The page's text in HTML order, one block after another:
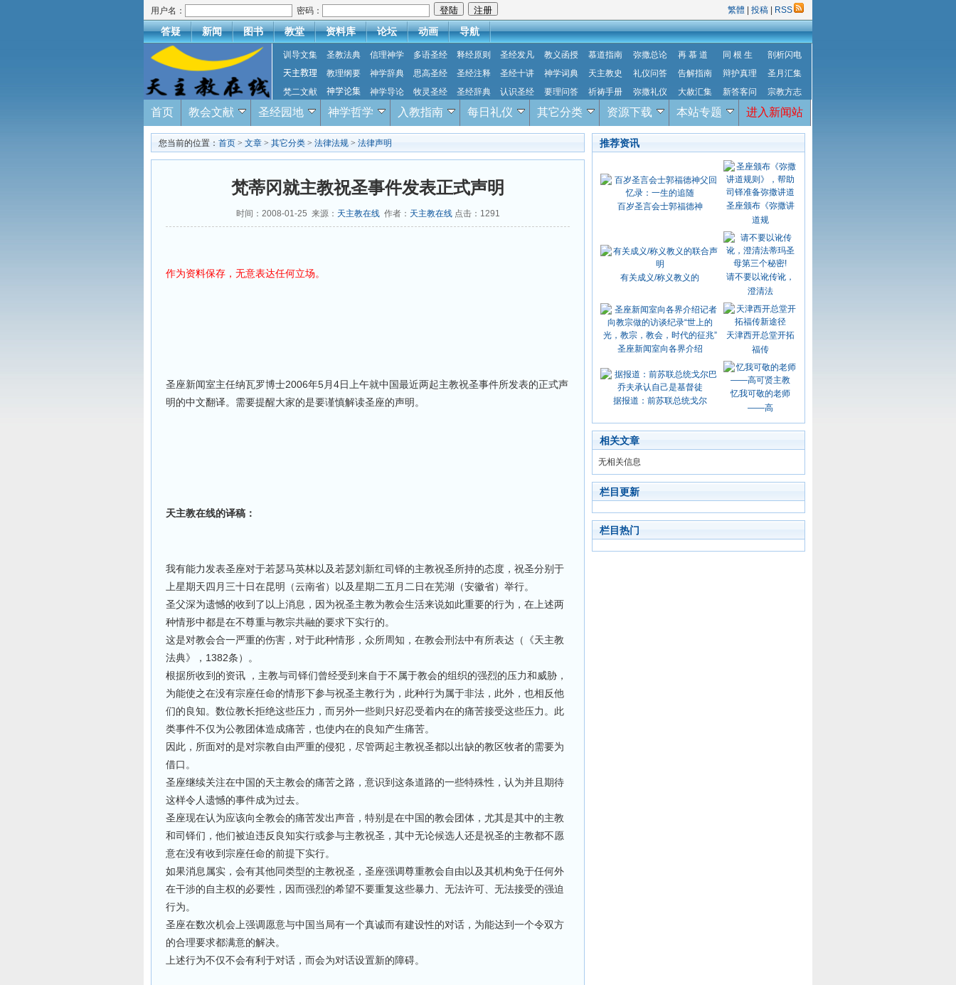
用户名： 密码： 繁體 投稿 RSS
答疑 新闻 图书 教堂 资料库 论坛 动画 导航
训导文集 圣教法典 信理神学 多语圣经 释经原则 圣经发凡 教义函授 慕道指南 弥撒总论 再 慕 道 同 根 生
剖析闪电
天主教理
教理纲要 神学辞典 思高圣经 圣经注释 圣经十讲 神学词典 天主教史 礼仪问答 告解指南 辩护真理
圣月汇集
梵二文献
神学论集 神学导论 牧灵圣经 圣经辞典 认识圣经 要理问答 祈祷手册 弥撒礼仪 大赦汇集 新答客问 宗教方志
首页 教会文献 圣经园地 神学哲学 入教指南 每日礼仪 其它分类 资源下载 本站专题 进入新闻站
您当前的位置： 首页 > 文章 > 其它分类 > 法律法规 > 法律声明
梵蒂冈就主教祝圣事件发表正式声明
时间：2008-01-25 来源： 天主教在线作者： 天主教在线点击： 1291
作为资料保存，无意表达任何立场。
圣座新闻室主任纳瓦罗博士2006年5月 4 日上午就中国最近两起主教祝圣事件所发表的正式声
明的中文翻译。需要提醒大家的是要谨慎解读圣座的声明。
天主教在线的译稿：
我有能力发表圣座对于若瑟马英林以及若瑟刘新红司铎的主教祝圣所持的态度，祝圣分别于
上星期天 四月三十日 在昆明（云南省）以及星期二五月二日在芜湖（安徽省）举行。
圣父深为遗憾的收到了以上消息，因为祝圣主教为教会生活来说如此重要的行为，在上述两
种情形中都是在不尊重与教宗共融的要求下实行的。
这是对教会合一严重的伤害，对于此种情形，众所周知，在教会刑法中有所表达（《天主教
法典》， 1382条）。
根据所收到的资讯
，主教与司铎们曾经受到来自于不属于教会的组织的强烈的压力和威胁，
为能使之在没有宗座任命的情形下参与祝圣主教行为，此种行为属于非法，此外，也相反他
们的良知。数位教长拒绝这些压力，而另外一些则只好忍受着内在的痛苦接受这些压力。此
类事件不仅为公教团体造成痛苦，也使内在的良知产生痛苦。
因此，所面对的是对宗教自由严重的侵犯，尽管两起主教祝圣都以出缺的教区牧者的需要为
借口。
圣座继续关注在中国的天主教会的痛苦之路，意识到这条道路的一些特殊性，认为并且期待
这样令人遗憾的事件成为过去。
圣座现在认为应该向全教会的痛苦发出声音，特别是在中国的教会团体，尤其是其中的主教
和司铎们，他们被迫违反良知实行或参与主教祝圣，其中无论候选人还是祝圣的主教都不愿
意在没有收到宗座任命的前提下实行。
如果消息属实，会有其他同类型的主教祝圣，圣座强调尊重教会自由以及其机构免于任何外
在干涉的自主权的必要性，因而强烈的希望不要重复这些暴力、无法许可、无法接受的强迫
行为。
圣座在数次机会上强调愿意与中国当局有一个真诚而有建设性的对话，为能达到一个令双方
的合理要求都满意的解决。
上述行为不仅不会有利于对话，而会为对话设置新的障碍。
推荐资讯
百岁圣言会士郭福德神
圣座颁布《弥撒讲
道规
有关成义/称义教义的
请不要以讹传讹，
澄清法
圣座新闻室向各界介绍
天津西开总堂开拓
福传
据报道：前苏联总统戈尔
忆我可敬的老师
——高
相关文章
无相关信息
栏目更新
栏目热门